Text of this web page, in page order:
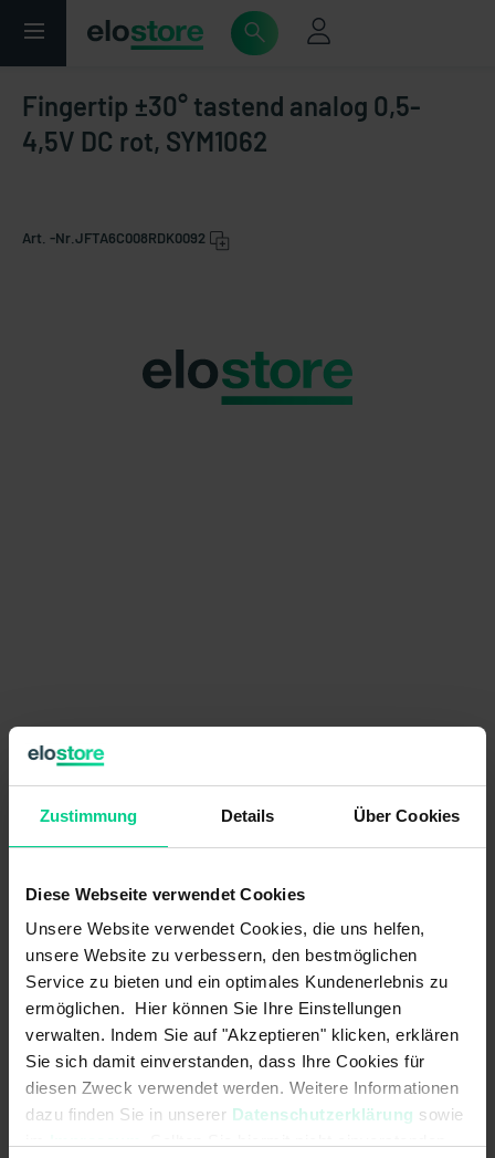
Zustimmung Details Über Cookies
Diese Webseite verwendet Cookies
Unsere Website verwendet Cookies, die uns helfen,
unsere Website zu verbessern, den bestmöglichen
Service zu bieten und ein optimales Kundenerlebnis zu
ermöglichen. Hier können Sie Ihre Einstellungen
verwalten. Indem Sie auf "Akzeptieren" klicken, erklären
Sie sich damit einverstanden, dass Ihre Cookies für
diesen Zweck verwendet werden. Weitere Informationen
dazu finden Sie in unserer Datenschutzerklärung sowie
Fingertip ±30° tastend analog 0,5-
4,5V DC rot, SYM1062
Art. -Nr. JFTA6C008RDK0092
pro Stück 149,83 €
Preise exkl. MwSt. zzgl. Versandkosten
verfügbar (12 Stk.), Lieferzeit 1-3 Tage
Stückzahl Preis
142,34 €
ab 12 Stk.
131,67 €
- 12 %
ab 24 Stk.
118,50 €
- 21 %
ab 48 Stk.
106,65 €
- 29 %
ab 96 Stk.
95,98 € - 36 %
In den Warenkorb